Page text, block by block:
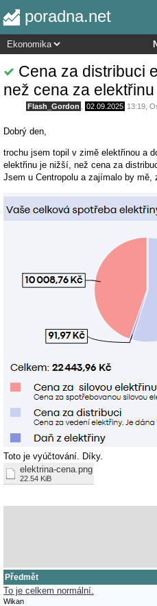
poradna.net
Cena za distribuci
než cena za
Flash_Gordon 02.09.2025 13:19
Dobrý den,
trochu jsem topil v zimě elektřinou a
elektřinu je nižší, než cena za
Jsem u Centropolu a zajímalo by
Toto je vyúčtování. Díky.
elektrina-cena.png
22.54 KiB
Předmět
To je celkem normální.
Wikan